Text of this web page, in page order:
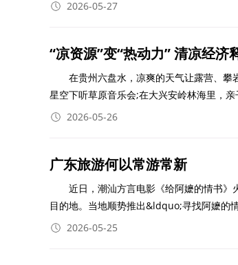
2026-05-27
“凉资源”变“热动力” 清凉经济
在贵州六盘水，凉爽的天气让露营、攀
星空下听草原音乐会;在大兴安岭林海里，
2026-05-26
广东旅游何以常游常新
近日，潮汕方言电影《给阿嬷的情书》
目的地。当地顺势推出&ldquo;寻找阿嬷的
2026-05-25